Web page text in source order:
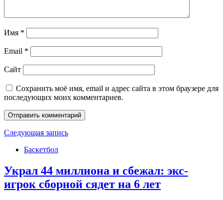
Имя *
Email *
Сайт
Сохранить моё имя, email и адрес сайта в этом браузере для
последующих моих комментариев.
Следующая запись
Баскетбол
Украл 44 миллиона и сбежал: экс-
игрок сборной сядет на 6 лет